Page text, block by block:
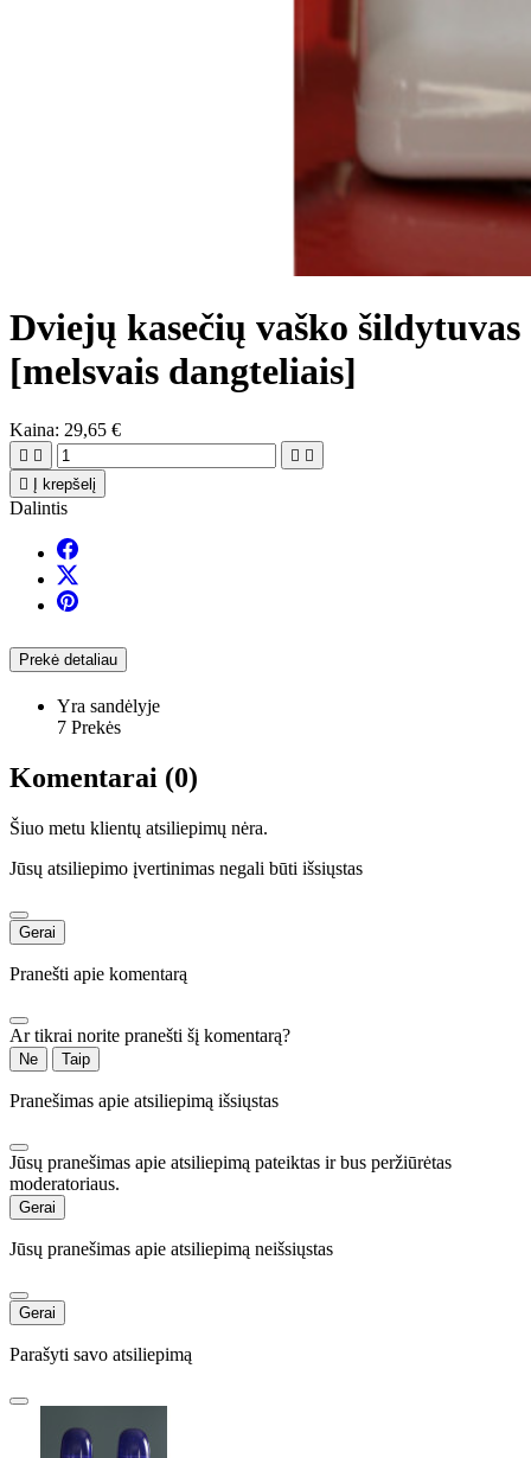
Dviejų kasečių vaško šildytuvas
[melsvais dangteliais]
Kaina: 29,65 €
   

Į krepšelį
Dalintis
Prekė detaliau
Yra sandėlyje
7 Prekės
Komentarai (0)
Šiuo metu klientų atsiliepimų nėra.
Jūsų atsiliepimo įvertinimas negali būti išsiųstas
Gerai
Pranešti apie komentarą
Ar tikrai norite pranešti šį komentarą?
Ne Taip
Pranešimas apie atsiliepimą išsiųstas
Jūsų pranešimas apie atsiliepimą pateiktas ir bus peržiūrėtas
moderatoriaus.
Gerai
Jūsų pranešimas apie atsiliepimą neišsiųstas
Gerai
Parašyti savo atsiliepimą